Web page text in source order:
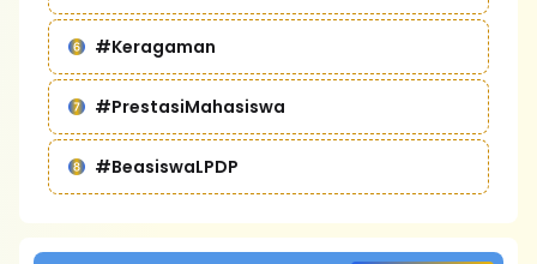
#Keragaman
#PrestasiMahasiswa
#BeasiswaLPDP